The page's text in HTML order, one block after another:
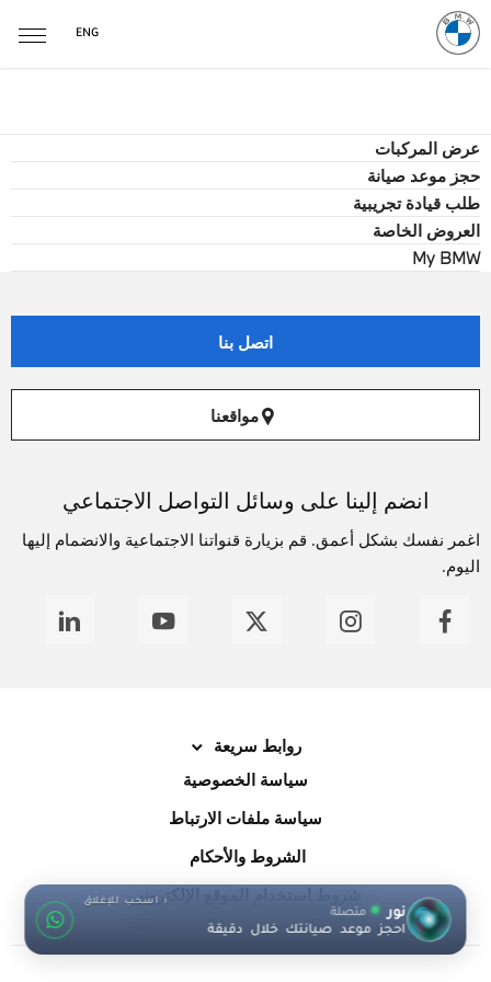
ENG
عرض المركبات
حجز موعد صيانة
طلب قيادة تجريبية
العروض الخاصة
My BMW
اتصل بنا
مواقعنا
انضم إلينا على وسائل التواصل الاجتماعي
اغمر نفسك بشكل أعمق. قم بزيارة قنواتنا الاجتماعية والانضمام إليها
اليوم.
روابط سريعة
سياسة الخصوصية
سياسة ملفات الارتباط
الشروط والأحكام
شروط استخدام الموقع الإلكتروني